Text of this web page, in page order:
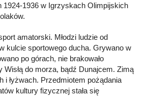
1924-1936 w Igrzyskach Olimpijskich
amatorski. Młodzi ludzie od
kulcie sportowego ducha. Grywano w
po górach, nie brakowało
Wisłą do morza, bądź Dunajcem. Zimą
i łyżwach. Przedmiotem pożądania
kultury fizycznej stała się